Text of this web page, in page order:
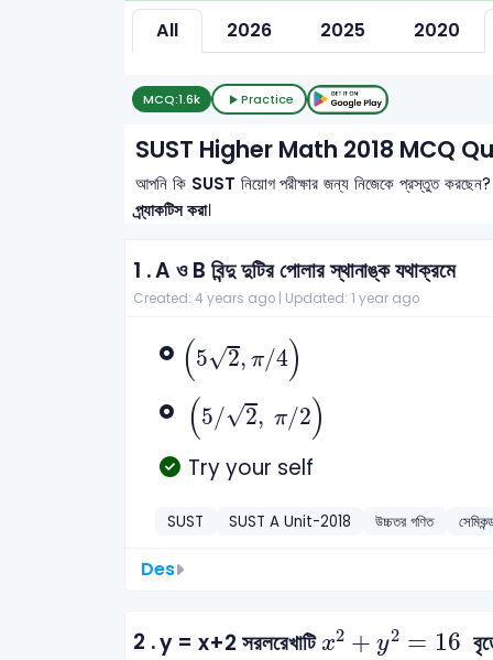
All 2026 2025 2020
MCQ:1.6k Practice
SUST Higher Math 2018 MCQ
আপনি কি SUST নিয়োগ পরীক্ষার জন্য নিজেকে প্রস্তুত
প্র্যাকটিস করা।
1 .A ও B বিন্দু দুটির পোলার স্থানাঙ্ক যথাক্রমে
Created: 4 years ago | Updated: 1 year ago
(5√2, π/4)
(5 π
(5/√2, π/2)
(5 π
Try your self
SUST SUST A Unit-2018 উচ্চতর গণিত
Des
2 .y = x+2 সরলরেখাটি x2 + y2 = 16
2 + 2=